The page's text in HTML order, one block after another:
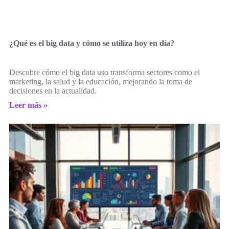
¿Qué es el big data y cómo se utiliza hoy en día?
Descubre cómo el big data uso transforma sectores como el
marketing, la salud y la educación, mejorando la toma de
decisiones en la actualidad.
Leer más »